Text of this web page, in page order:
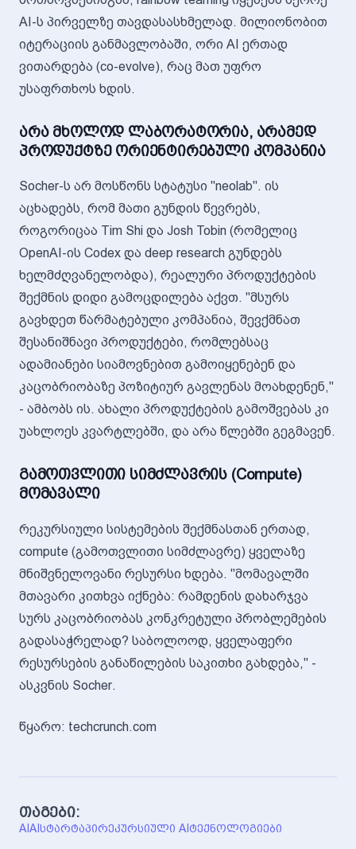
AI-ს პირველზე თავდასასხმელად. მილიონობით
იტერაციის განმავლობაში, ორი AI ერთად
ვითარდება (co-evolve), რაც მათ უფრო
უსაფრთხოს ხდის.
არა მხოლოდ ლაბორატორია, არამედ
პროდუქტზე ორიენტირებული კომპანია
Socher-ს არ მოსწონს სტატუსი "neolab". ის
აცხადებს, რომ მათი გუნდის წევრებს,
როგორიცაა Tim Shi და Josh Tobin (რომელიც
OpenAI-ის Codex და deep research გუნდებს
ხელმძღვანელობდა), რეალური პროდუქტების
შექმნის დიდი გამოცდილება აქვთ. "მსურს
გავხდეთ წარმატებული კომპანია, შევქმნათ
შესანიშნავი პროდუქტები, რომლებსაც
ადამიანები სიამოვნებით გამოიყენებენ და
კაცობრიობაზე პოზიტიურ გავლენას მოახდენენ,"
- ამბობს ის. ახალი პროდუქტების გამოშვებას კი
უახლოეს კვარტლებში, და არა წლებში გეგმავენ.
გამოთვლითი სიმძლავრის (Compute)
მომავალი
რეკურსიული სისტემების შექმნასთან ერთად,
compute (გამოთვლითი სიმძლავრე) ყველაზე
მნიშვნელოვანი რესურსი ხდება. "მომავალში
მთავარი კითხვა იქნება: რამდენის დახარჯვა
სურს კაცობრიობას კონკრეტული პრობლემების
გადასაჭრელად? საბოლოოდ, ყველაფერი
რესურსების განაწილების საკითხი გახდება," -
ასკვნის Socher.
წყარო: techcrunch.com
თაგები:
AI AI ᲡᲢᲐᲠᲢᲐᲞᲘᲠᲔᲙᲣᲠᲡᲘᲣᲚᲘ AI ᲢᲔᲥᲜᲝᲚᲝᲒᲘᲔᲑᲘ